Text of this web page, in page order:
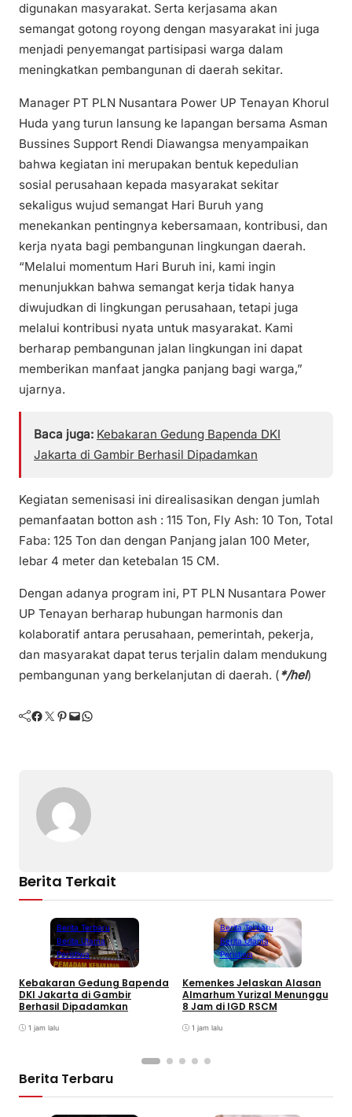
digunakan masyarakat. Serta kerjasama akan
semangat gotong royong dengan masyarakat ini juga
menjadi penyemangat partisipasi warga dalam
meningkatkan pembangunan di daerah sekitar.
Manager PT PLN Nusantara Power UP Tenayan Khorul
Huda yang turun lansung ke lapangan bersama Asman
Bussines Support Rendi Diawangsa menyampaikan
bahwa kegiatan ini merupakan bentuk kepedulian
sosial perusahaan kepada masyarakat sekitar
sekaligus wujud semangat Hari Buruh yang
menekankan pentingnya kebersamaan, kontribusi, dan
kerja nyata bagi pembangunan lingkungan daerah.
“Melalui momentum Hari Buruh ini, kami ingin
menunjukkan bahwa semangat kerja tidak hanya
diwujudkan di lingkungan perusahaan, tetapi juga
melalui kontribusi nyata untuk masyarakat. Kami
berharap pembangunan jalan lingkungan ini dapat
memberikan manfaat jangka panjang bagi warga,”
ujarnya.
Baca juga: Kebakaran Gedung Bapenda DKI
Jakarta di Gambir Berhasil Dipadamkan
Kegiatan semenisasi ini direalisasikan dengan jumlah
pemanfaatan botton ash : 115 Ton, Fly Ash: 10 Ton, Total
Faba: 125 Ton dan dengan Panjang jalan 100 Meter,
lebar 4 meter dan ketebalan 15 CM.
Dengan adanya program ini, PT PLN Nusantara Power
UP Tenayan berharap hubungan harmonis dan
kolaboratif antara perusahaan, pemerintah, pekerja,
dan masyarakat dapat terus terjalin dalam mendukung
pembangunan yang berkelanjutan di daerah. (*/hel)
Facebook Twitter Pinterest Mail WhatsApp
Berita Terkait
Berita Terbaru
Berita Utama
Peristiwa
Kebakaran Gedung Bapenda
DKI Jakarta di Gambir
Berhasil Dipadamkan
1 jam lalu
Berita Terbaru
Berita Utama
Peristiwa
Kemenkes Jelaskan Alasan
Almarhum Yurizal Menunggu
8 Jam di IGD RSCM
1 jam lalu
Berita Terbaru